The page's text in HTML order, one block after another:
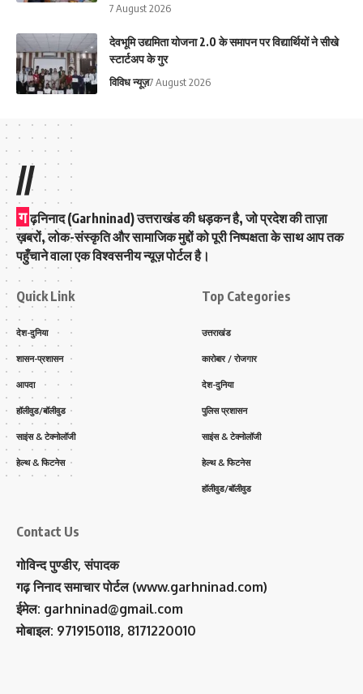
7 August 2026
देवभूमि उद्यमिता योजना 2.0 के समापन पर विद्यार्थियों ने सीखे
स्टार्टअप के गुर
विविध न्यूज़7 August 2026
//
ग ढ़निनाद (Garhninad) उत्तराखंड की धड़कन है, जो प्रदेश की ताज़ा
ख़बरों, लोक-संस्कृति और सामाजिक मुद्दों को पूरी निष्पक्षता के साथ आप तक
पहुँचाने वाला एक विश्वसनीय न्यूज़ पोर्टल है।
Quick Link
देश-दुनिया
शासन-प्रशासन
आपदा
हॉलीवुड/बॉलीवुड
साइंस & टेक्नोलॉजी
हेल्थ & फिटनेस
Top Categories
उत्तराखंड
कारोबार / रोजगार
देश-दुनिया
पुलिस प्रशासन
साइंस & टेक्नोलॉजी
हेल्थ & फिटनेस
हॉलीवुड/बॉलीवुड
Contact Us
गोविन्द पुण्डीर, संपादक
गढ़ निनाद समाचार पोर्टल (www.garhninad.com)
ईमेल: garhninad@gmail.com
मोबाइल: 9719150118, 8171220010